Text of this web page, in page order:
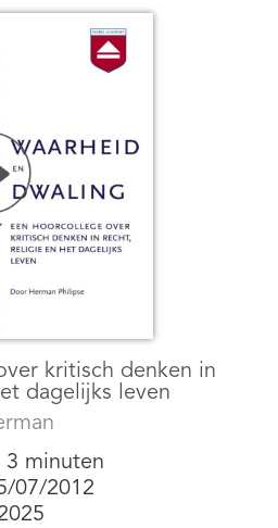
kritisch denken in
dagelijks leven
3 minuten
07/2012